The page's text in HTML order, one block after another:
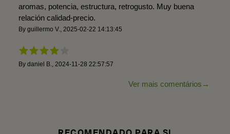
aromas, potencia, estructura, retrogusto. Muy buena
relación calidad-precio.
By guillermo V. 2025-02-22 14:13:45
By daniel B. 2024-11-28 22:57:57
Ver mais comentários